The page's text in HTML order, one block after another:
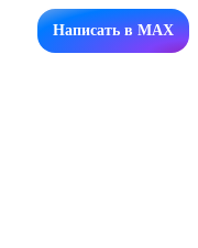
Написать в MAX